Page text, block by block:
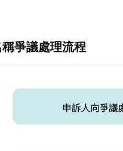
爭議處理流程